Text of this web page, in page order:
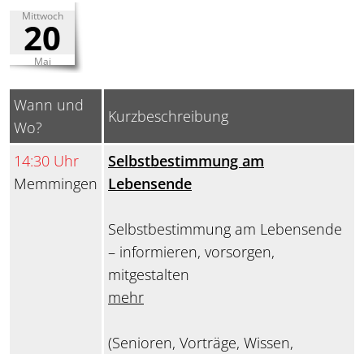
Mittwoch
20
Mai
Wann und
Wo?
Kurzbeschreibung
14:30 Uhr
Memmingen
Selbstbestimmung am
Lebensende
Selbstbestimmung am Lebensende
– informieren, vorsorgen,
mitgestalten
mehr
(Senioren, Vorträge, Wissen,